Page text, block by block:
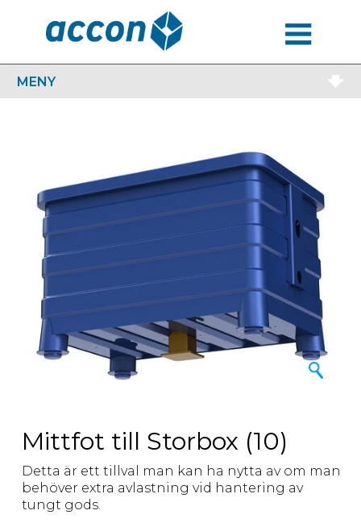
MENU
Mittfot till Storbox (10)
Detta är ett tillval man kan ha nytta av om man
behöver extra avlastning vid hantering av
tungt gods.
MENY